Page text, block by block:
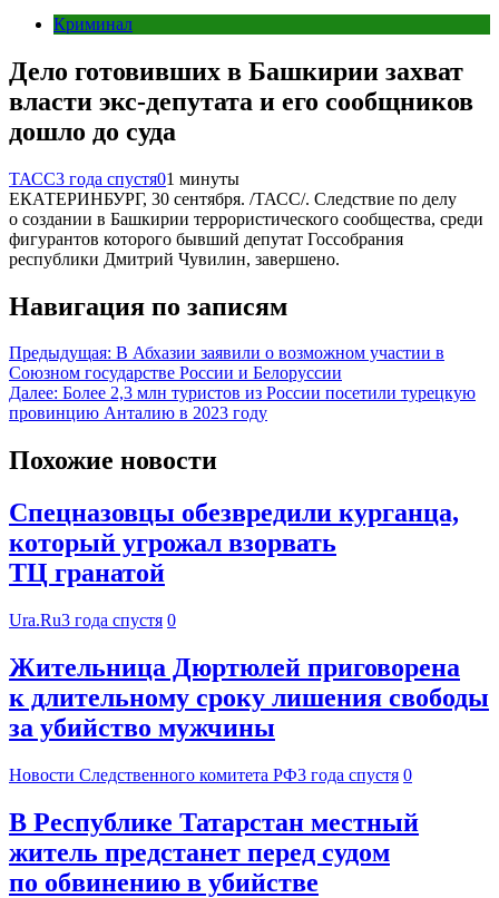
Криминал
Дело готовивших в Башкирии захват
власти экс-депутата и его сообщников
дошло до суда
ТАСС3 года спустя01 минуты
ЕКАТЕРИНБУРГ, 30 сентября. /ТАСС/. Следствие по делу
о создании в Башкирии террористического сообщества, среди
фигурантов которого бывший депутат Госсобрания
республики Дмитрий Чувилин, завершено.
Навигация по записям
Предыдущая: В Абхазии заявили о возможном участии в
Союзном государстве России и Белоруссии
Далее: Более 2,3 млн туристов из России посетили турецкую
провинцию Анталию в 2023 году
Похожие новости
Спецназовцы обезвредили курганца,
который угрожал взорвать
ТЦ гранатой
Ura.Ru3 года спустя 0
Жительница Дюртюлей приговорена
к длительному сроку лишения свободы
за убийство мужчины
Новости Следственного комитета РФ3 года спустя 0
В Республике Татарстан местный
житель предстанет перед судом
по обвинению в убийстве